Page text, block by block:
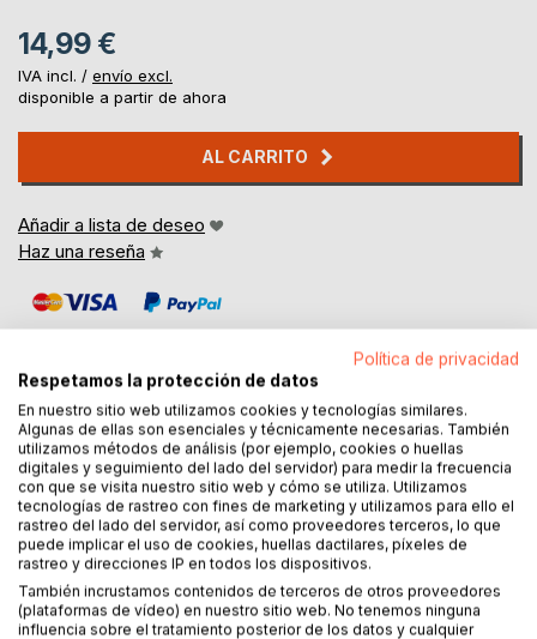
14,99 €
IVA incl. / envío excl.
disponible a partir de ahora
AL CARRITO
Añadir a lista de deseo
Haz una reseña
DESCRIPCIÓN
Los científicos chinos más reconocidos, junto con la
medicina popular china de siglos atrás nos llevan a
reconocer los efectos en la salud de los verdaderos tés
Pu-Erh provenientes de la provincia china de Yunnan.
En Europa, los resultados son abiertamente ignorados o
Política de privacidad
Respetamos la protección de datos
En nuestro sitio web utilizamos cookies y tecnologías similares.
Algunas de ellas son esenciales y técnicamente necesarias. También
utilizamos métodos de análisis (por ejemplo, cookies o huellas
digitales y seguimiento del lado del servidor) para medir la frecuencia
con que se visita nuestro sitio web y cómo se utiliza. Utilizamos
tecnologías de rastreo con fines de marketing y utilizamos para ello el
rastreo del lado del servidor, así como proveedores terceros, lo que
puede implicar el uso de cookies, huellas dactilares, píxeles de
rastreo y direcciones IP en todos los dispositivos.
También incrustamos contenidos de terceros de otros proveedores
(plataformas de vídeo) en nuestro sitio web. No tenemos ninguna
influencia sobre el tratamiento posterior de los datos y cualquier